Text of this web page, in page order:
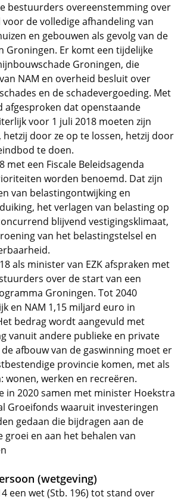
bestuurders overeenstemming over
de volledige afhandeling van
en gebouwen als gevolg van de
Groningen. Er komt een tijdelijke
Groningen, die
NAM en overheid besluit over
en de schadevergoeding. Met
afgesproken dat openstaande
voor 1 juli 2018 moeten zijn
hetzij door ze op te lossen, hetzij door
te doen.
met een Fiscale Beleidsagenda
worden benoemd. Dat zijn
van belastingontwijking en
het verlagen van belasting op
blijvend vestigingsklimaat,
van het belastingstelsel en
als minister van EZK afspraken met
over de start van een
Groningen. Tot 2040
en NAM 1,15 miljard euro in
bedrag wordt aangevuld met
vanuit andere publieke en private
afbouw van de gaswinning moet er
provincie komen, met als
wonen, werken en recreëren.
in 2020 samen met minister Hoekstra
Groeifonds waaruit investeringen
gedaan die bijdragen aan de
groei en aan het behalen van
(wetgeving)
een wet (Stb. 196) tot stand over